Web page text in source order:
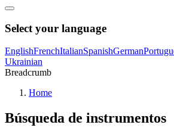
Select your language
EnglishFrenchItalianSpanishGerman
Ukrainian
Breadcrumb
Home
Búsqueda de instrumentos